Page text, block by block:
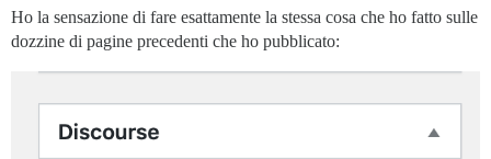
Ho la sensazione di fare esattamente la stessa cosa che ho fatto sulle
dozzine di pagine precedenti che ho pubblicato: